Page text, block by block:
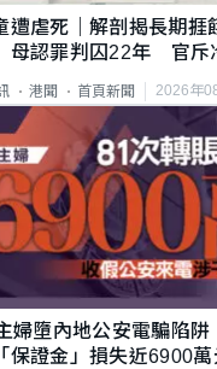
遭虐死｜解剖揭長期捱
認罪判囚22年 官斥
港聞 首頁新聞 2026年
婦墮內地公安電騙陷
保證金」損失近6900萬